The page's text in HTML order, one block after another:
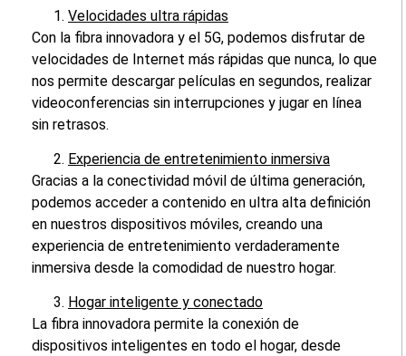
Velocidades ultra rápidas
Con la fibra innovadora y el 5G, podemos disfrutar de
velocidades de Internet más rápidas que nunca, lo que
nos permite descargar películas en segundos, realizar
videoconferencias sin interrupciones y jugar en línea
sin retrasos.
Experiencia de entretenimiento inmersiva
Gracias a la conectividad móvil de última generación,
podemos acceder a contenido en ultra alta definición
en nuestros dispositivos móviles, creando una
experiencia de entretenimiento verdaderamente
inmersiva desde la comodidad de nuestro hogar.
Hogar inteligente y conectado
La fibra innovadora permite la conexión de
dispositivos inteligentes en todo el hogar, desde